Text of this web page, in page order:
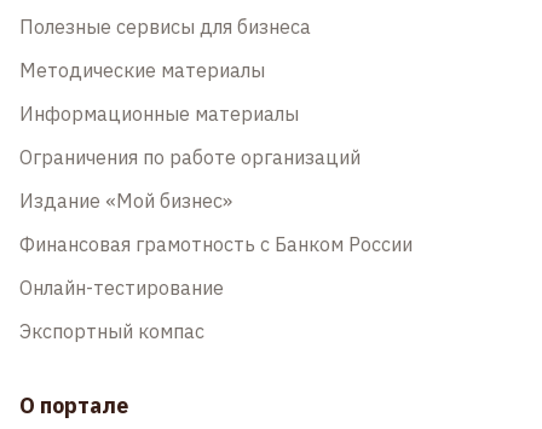
Полезные сервисы для бизнеса
Методические материалы
Информационные материалы
Ограничения по работе организаций
Издание «Мой бизнес»
Финансовая грамотность с Банком России
Онлайн-тестирование
Экспортный компас
О портале